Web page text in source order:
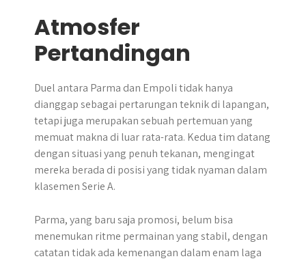
Atmosfer
Pertandingan
Duel antara Parma dan Empoli tidak hanya
dianggap sebagai pertarungan teknik di lapangan,
tetapi juga merupakan sebuah pertemuan yang
memuat makna di luar rata-rata. Kedua tim datang
dengan situasi yang penuh tekanan, mengingat
mereka berada di posisi yang tidak nyaman dalam
klasemen Serie A.
Parma, yang baru saja promosi, belum bisa
menemukan ritme permainan yang stabil, dengan
catatan tidak ada kemenangan dalam enam laga